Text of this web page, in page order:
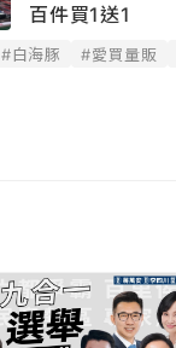
百件買1送1
#白海豚 #愛買量販